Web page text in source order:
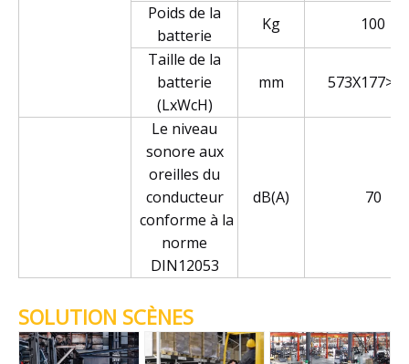
Poids de la
batterie
Kg
100
Taille de la
batterie
(LxWcH)
mm
Le niveau
sonore aux
oreilles du
conducteur
conforme à la
norme
DIN12053
dB(A) 70
SOLUTION SCÈNES